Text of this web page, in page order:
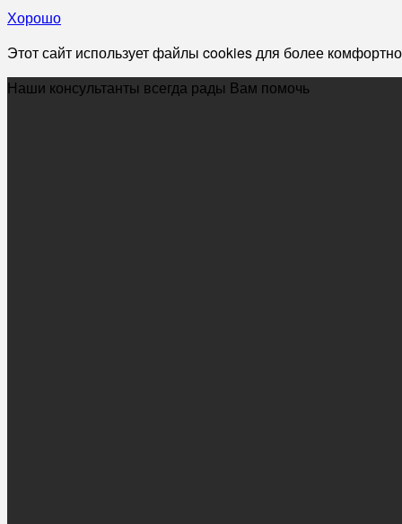
Хорошо
Этот сайт использует файлы cookies для более
Наши консультанты всегда рады Вам помочь